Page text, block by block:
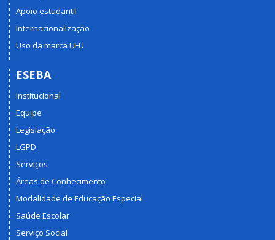
Apoio estudantil
Internacionalização
Uso da marca UFU
ESEBA
Institucional
Equipe
Legislação
LGPD
Serviços
Áreas de Conhecimento
Modalidade de Educação Especial
Saúde Escolar
Serviço Social